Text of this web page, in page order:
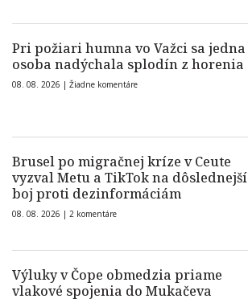
Pri požiari humna vo Važci sa jedna
osoba nadýchala splodín z horenia
08. 08. 2026 | Žiadne komentáre
Brusel po migračnej kríze v Ceute
vyzval Metu a TikTok na dôslednejší
boj proti dezinformáciám
08. 08. 2026 | 2 komentáre
Výluky v Čope obmedzia priame
vlakové spojenia do Mukačeva